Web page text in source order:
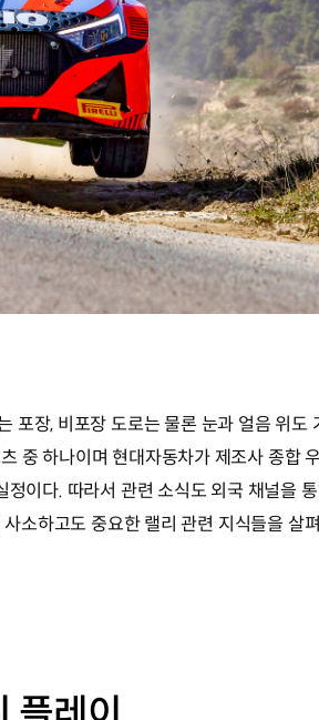
포장, 비포장 도로는 물론 눈과 얼음 위
중 하나이며 현대자동차가 제조사 종합
이다. 따라서 관련 소식도 외국 채널을
소하고도 중요한 랠리 관련 지식들을 살